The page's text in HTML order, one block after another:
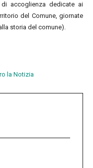
accoglienza dedicate ai
del Comune, giornate
storia del comune).
la Notizia